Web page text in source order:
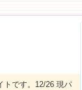
トです。12/26 現パ